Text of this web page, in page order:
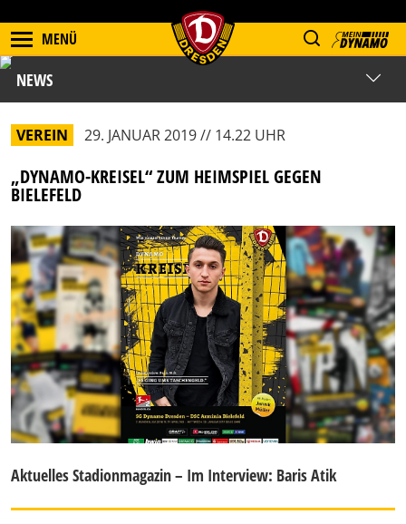
MENÜ
NEWS
VEREIN 29. JANUAR 2019 // 14.22 UHR
„DYNAMO-KREISEL“ ZUM HEIMSPIEL GEGEN
BIELEFELD
Aktuelles Stadionmagazin – Im Interview: Baris Atik